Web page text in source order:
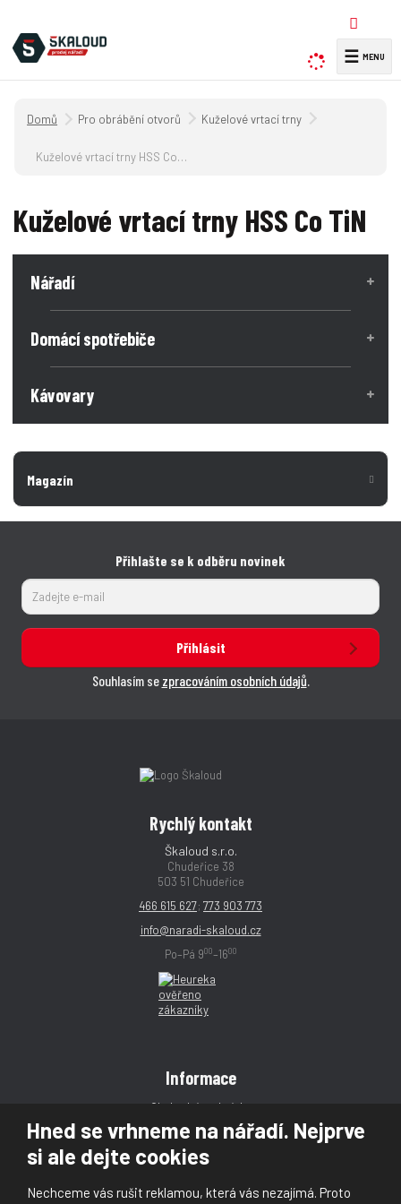
Hned se vrhneme na nářadí. Nejprve
si ale dejte cookies
Nechceme vás rušit reklamou, která vás nezajímá. Proto
y
l
t
☰
Úvodní strana
Pro obrábění otvorů Kuželové vrtací trny
Kuželové vrtací trny HSS Co TiN
Kuželové vrtací trny HSS Co TiN
Nářadí
Domácí spotřebiče
Kávovary
Magazín
Přihlašte se k odběru novinek
Přihlásit
Souhlasím se zpracováním osobních údajů.
Rychlý kontakt
Škaloud s.r.o.
Chudeřice 38
503 51 Chudeřice
466 615 627; 773 903 773
info@naradi-skaloud.cz
Po–Pá 900–1600
Informace
Obchodní podmínky
Reklamace
Magazín